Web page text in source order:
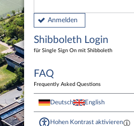
Anmelden
Shibboleth Login
für Single Sign On mit Shibboleth
FAQ
Frequently Asked Questions
Deutsch English
Hohen Kontrast aktivieren